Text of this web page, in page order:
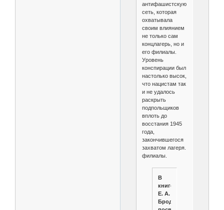
антифашистскую
сеть, которая
охватывала
своим влиянием
не только сам
концлагерь, но и
его филиалы.
Уровень
конспирации был
настолько высок,
что нацистам так
и не удалось
раскрыть
подпольщиков
вплоть до
восстания 1945
года,
закончившегося
захватом лагеря.
филиалы.
В
книге
Е. А.
Бродского,